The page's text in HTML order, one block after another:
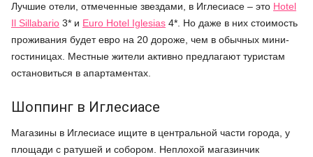
Лучшие отели, отмеченные звездами, в Иглесиасе – это Hotel
Il Sillabario 3* и Euro Hotel Iglesias 4*. Но даже в них стоимость
проживания будет евро на 20 дороже, чем в обычных мини-
гостиницах. Местные жители активно предлагают туристам
остановиться в апартаментах.
Шоппинг в Иглесиасе
Магазины в Иглесиасе ищите в центральной части города, у
площади с ратушей и собором. Неплохой магазинчик